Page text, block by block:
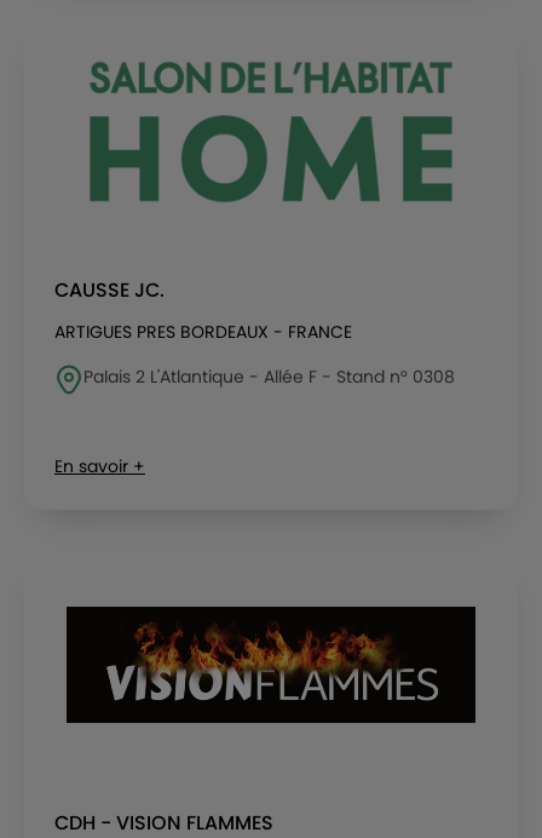
CAUSSE JC.
ARTIGUES PRES BORDEAUX - FRANCE
Palais 2 L'Atlantique - Allée F - Stand n° 0308
En savoir +
CDH - VISION FLAMMES